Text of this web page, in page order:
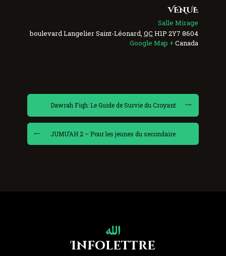
VENUE
Salle Mirage
8604 boulevard Langelier
Saint-Léonard, QC H1P 2Y7
Canada
+ Google Map
Dawrah Fiqh: Le Guide de Survie du Croyant
JUMU’AH 2 – Pour les jeunes du secondaire
Infolettre